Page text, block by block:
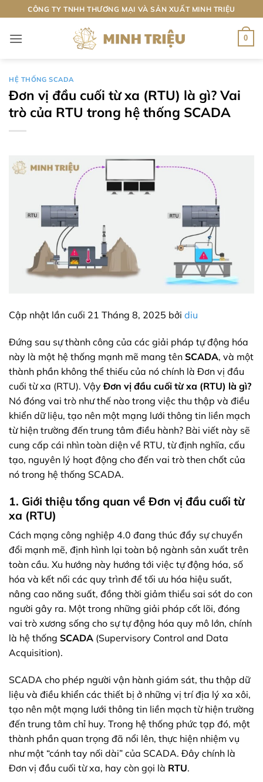
qua
nội
CÔNG TY TNHH THƯƠNG MẠI VÀ SẢN XUẤT MINH TRIỆU
0
HỆ THỐNG SCADA
Đơn vị đầu cuối từ xa (RTU) là gì? Vai
trò của RTU trong hệ thống SCADA
Cập nhật lần cuối 21 Tháng 8, 2025 bởi diu
Đứng sau sự thành công của các giải pháp tự động hóa
này là một hệ thống mạnh mẽ mang tên SCADA, và một
thành phần không thể thiếu của nó chính là Đơn vị đầu
cuối từ xa (RTU). VậyĐơn vị đầu cuối từ xa (RTU) là gì?
Nó đóng vai trò như thế nào trong việc thu thập và điều
khiển dữ liệu, tạo nên một mạng lưới thông tin liền mạch
từ hiện trường đến trung tâm điều hành? Bài viết này sẽ
cung cấp cái nhìn toàn diện về RTU, từ định nghĩa, cấu
tạo, nguyên lý hoạt động cho đến vai trò then chốt của
nó trong hệ thống SCADA.
1. Giới thiệu tổng quan về Đơn vị đầu cuối từ
xa (RTU)
Cách mạng công nghiệp 4.0 đang thúc đẩy sự chuyển
đổi mạnh mẽ, định hình lại toàn bộ ngành sản xuất trên
toàn cầu. Xu hướng này hướng tới việc tự động hóa, số
hóa và kết nối các quy trình để tối ưu hóa hiệu suất,
nâng cao năng suất, đồng thời giảm thiểu sai sót do con
người gây ra. Một trong những giải pháp cốt lõi, đóng
vai trò xương sống cho sự tự động hóa quy mô lớn, chính
là hệ thống SCADA (Supervisory Control and Data
Acquisition).
SCADA cho phép người vận hành giám sát, thu thập dữ
liệu và điều khiển các thiết bị ở những vị trí địa lý xa xôi,
tạo nên một mạng lưới thông tin liền mạch từ hiện trường
đến trung tâm chỉ huy. Trong hệ thống phức tạp đó, một
thành phần quan trọng đã nổi lên, thực hiện nhiệm vụ
như một “cánh tay nối dài” của SCADA. Đây chính là
Đơn vị đầu cuối từ xa, hay còn gọi là RTU.